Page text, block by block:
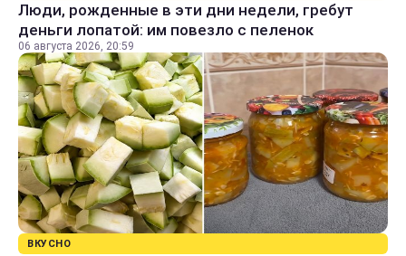
Люди, рожденные в эти дни недели, гребут
деньги лопатой: им повезло с пеленок
06 августа 2026, 20:59
ВКУСНО